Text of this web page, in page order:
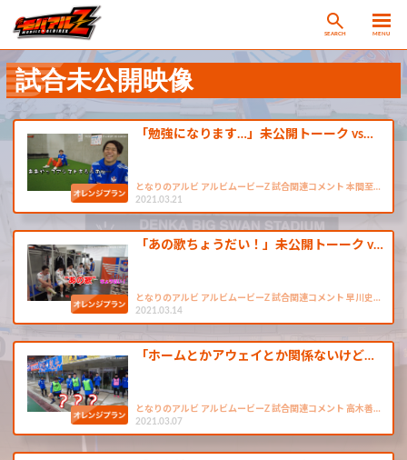
SEARCH MENU
試合未公開映像
「勉強になります…」未公開トーーク vs…
となりのアルビ アルビムービーZ 試合関連コメント 本間至…
2021.03.21
「あの歌ちょうだい！」未公開トーーク v…
となりのアルビ アルビムービーZ 試合関連コメント 早川史…
2021.03.14
「ホームとかアウェイとか関係ないけど…
となりのアルビ アルビムービーZ 試合関連コメント 高木善…
2021.03.07